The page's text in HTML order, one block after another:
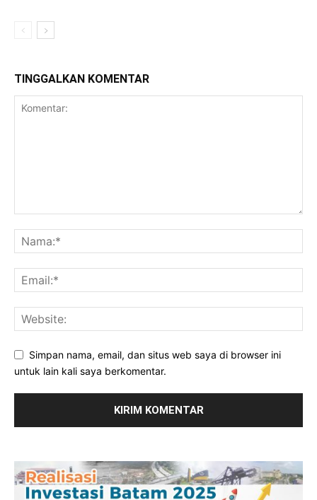
TINGGALKAN KOMENTAR
Simpan nama, email, dan situs web saya di browser ini
untuk lain kali saya berkomentar.